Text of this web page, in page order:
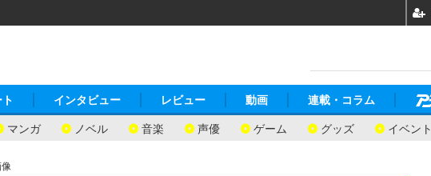
マンガ ノベル 音楽 声優 ゲーム グッズ イベント
インタビュー レビュー 動画 連載・コラム